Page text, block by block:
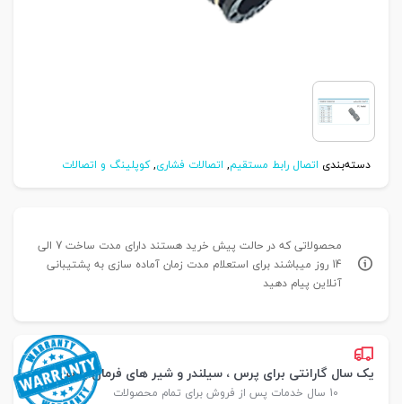
دسته‌بندی اتصال رابط مستقیم, اتصالات فشاری,کوپلینگ و اتصالات
محصولاتی که در حالت پیش خرید هستند دارای مدت ساخت 7 الی
14 روز میباشند برای استعلام مدت زمان آماده سازی به پشتیبانی
آنلاین پیام دهید
یک سال گارانتی برای پرس ، سیلندر و شیر های فرمان پارس
10 سال خدمات پس از فروش برای تمام محصولات